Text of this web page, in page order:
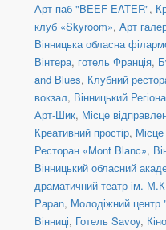
Арт-паб "BEEF EATER",
клуб «Skyroom», Арт
Вінницька обласна
Вінтера, готель Франція,
and Blues, Клубний
вокзал, Вінницький
Арт-Шик, Місце
Креативний простір,
Ресторан «Mont Blanc»,
Вінницький обласний
драматичний театр ім.
Papan, Молодіжний центр
Вінниці, Готель Savoy,